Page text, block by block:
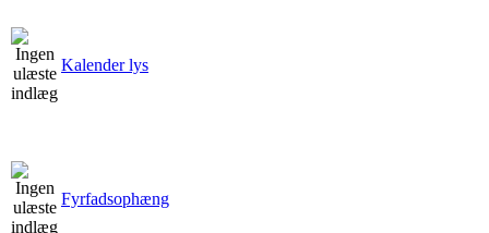
Kalender lys
Fyrfadsophæng